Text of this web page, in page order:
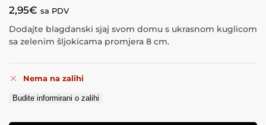
2,95€ sa PDV
Dodajte blagdanski sjaj svom domu s ukrasnom kuglicom
sa zelenim šljokicama promjera 8 cm.
Nema na zalihi
Budite informirani o zalihi